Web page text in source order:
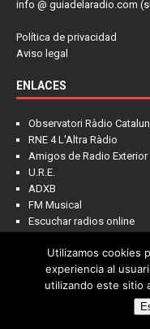
info @ guiadelaradio.com
Política de privacidad
Aviso legal
ENLACES
Observatori Ràdio
RNE 4 L'Altra Ràdio
Amigos de Radio Exterior
U.R.E.
ADXB
FM Musical
Escuchar radios online
Utilizamos cookies
experiencia al
utilizando este sitio